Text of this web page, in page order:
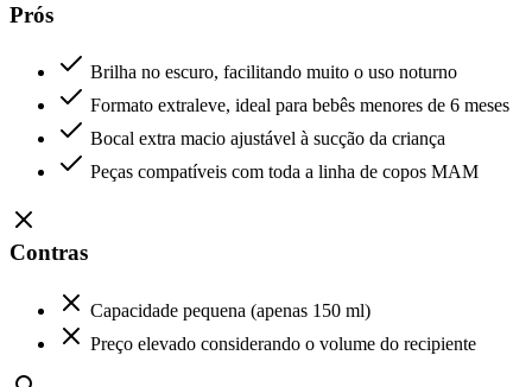
Prós
Brilha no escuro, facilitando muito o uso noturno
Formato extraleve, ideal para bebês menores de 6 meses
Bocal extra macio ajustável à sucção da criança
Peças compatíveis com toda a linha de copos MAM
Contras
Capacidade pequena (apenas 150 ml)
Preço elevado considerando o volume do recipiente